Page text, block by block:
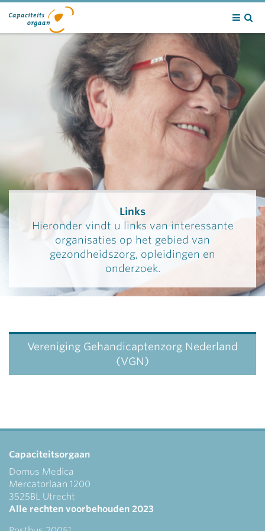
Links
Hieronder vindt u links van interessante
organisaties op het gebied van
gezondheidszorg, opleidingen en
onderzoek.
Vereniging Gehandicaptenzorg Nederland
(VGN)
Capaciteitsorgaan
Domus Medica
Mercatorlaan 1200
3525BL Utrecht
Alle rechten voorbehouden 2023